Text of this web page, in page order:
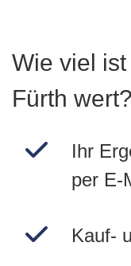
Wie viel
Fürth wert?
Ihr
per E-
Kauf-